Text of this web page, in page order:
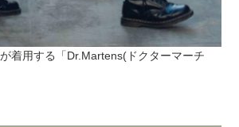
着用する「Dr.Martens(ドクターマーチ